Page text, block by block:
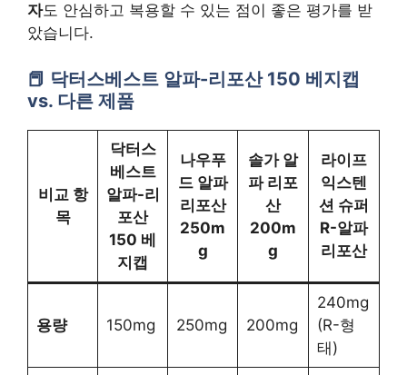
자도 안심하고 복용할 수 있는 점이 좋은 평가를 받
았습니다.
닥터스베스트 알파-리포산 150 베지캡
vs. 다른 제품
비교 항
목
닥터스
베스트
알파-리
포산
150 베
지캡
나우푸
드 알파
리포산
250m
g
솔가 알
파 리포
산
200m
g
라이프
익스텐
션 슈퍼
R-알파
리포산
용량 150mg 250mg 200mg
240mg
(R-형
태)